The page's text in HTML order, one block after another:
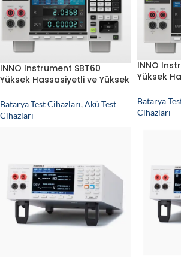
INNO Instrument SBT60
Yüksek Hassasiyetli ve Yüksek
Test Cihazı
Batarya Test Cihazları,Akü Test
Cihazları
INNO
Yüksek
Test
Batarya
Cihazları